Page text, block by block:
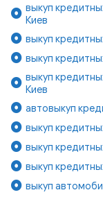
выкуп
Киев
выкуп
выкуп
выкуп
Киев
автовыкуп
выкуп
выкуп
выкуп
выкуп